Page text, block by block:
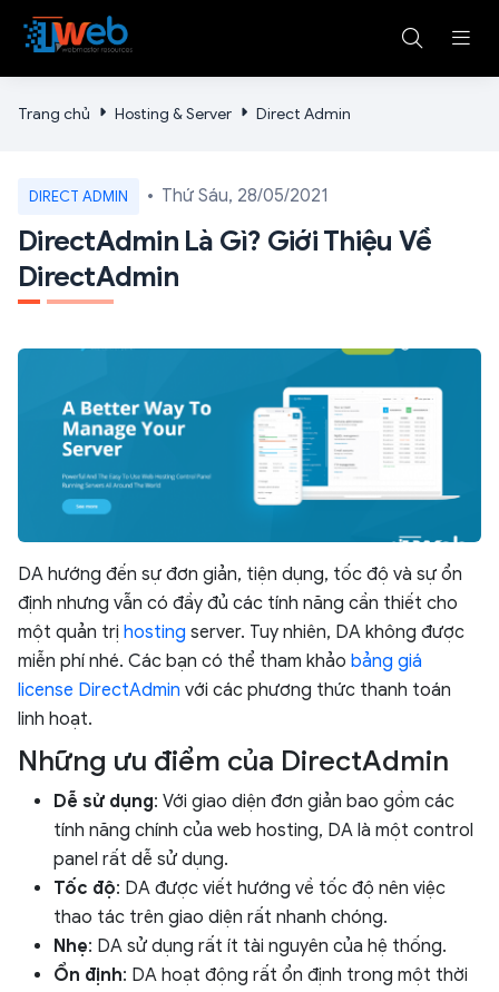
Trang chủ Hosting & Server Direct Admin
DIRECT ADMIN Thứ Sáu, 28/05/2021
DirectAdmin Là Gì? Giới Thiệu Về
DirectAdmin
DA hướng đến sự đơn giản, tiện dụng, tốc độ và sự ổn
định nhưng vẫn có đầy đủ các tính năng cần thiết cho
một quản trị hosting server. Tuy nhiên, DA không được
miễn phí nhé. Các bạn có thể tham khảo bảng giá
license DirectAdmin với các phương thức thanh toán
linh hoạt.
Những ưu điểm của DirectAdmin
Dễ sử dụng: Với giao diện đơn giản bao gồm các
tính năng chính của web hosting, DA là một control
panel rất dễ sử dụng.
Tốc độ: DA được viết hướng về tốc độ nên việc
thao tác trên giao diện rất nhanh chóng.
Nhẹ: DA sử dụng rất ít tài nguyên của hệ thống.
Ổn định: DA hoạt động rất ổn định trong một thời